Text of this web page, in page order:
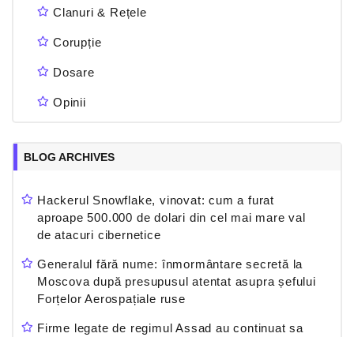
Clanuri & Rețele
Corupție
Dosare
Opinii
BLOG ARCHIVES
Hackerul Snowflake, vinovat: cum a furat
aproape 500.000 de dolari din cel mai mare val
de atacuri cibernetice
Generalul fără nume: înmormântare secretă la
Moscova după presupusul atentat asupra șefului
Forțelor Aerospațiale ruse
Firme legate de regimul Assad au continuat sa